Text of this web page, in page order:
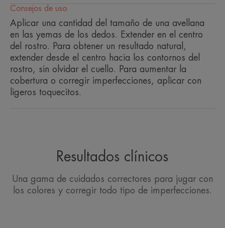
Beneficios de la textura
Una textura fluida, sin aceites y fácil de aplicar para una
tez natural, uniforme y radiante.
Aroma del contenido
Sin perfume
Consejos de uso
Aplicar una cantidad del tamaño de una avellana
en las yemas de los dedos. Extender en el centro
del rostro. Para obtener un resultado natural,
extender desde el centro hacia los contornos del
rostro, sin olvidar el cuello. Para aumentar la
cobertura o corregir imperfecciones, aplicar con
ligeros toquecitos.
Resultados clínicos
Una gama de cuidados correctores para jugar con
los colores y corregir todo tipo de imperfecciones.